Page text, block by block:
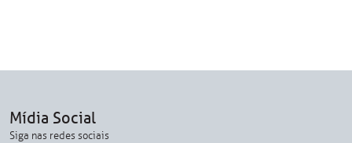
Mídia Social
Siga nas redes sociais